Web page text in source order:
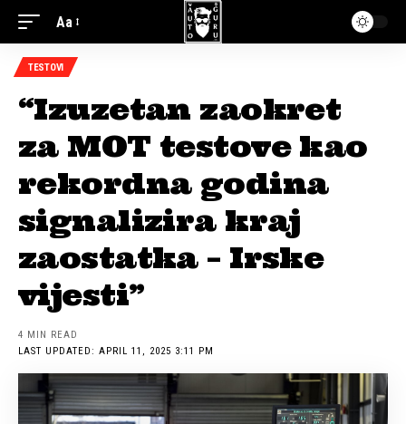
Aa
TESTOVI
“Izuzetan zaokret
za MOT testove kao
rekordna godina
signalizira kraj
zaostatka – Irske
vijesti”
LAST UPDATED: APRIL 11, 2025 3:11 PM
4 MIN READ